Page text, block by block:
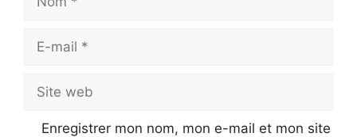
mail
web
Enregistrer mon nom, mon e-mail et mon site